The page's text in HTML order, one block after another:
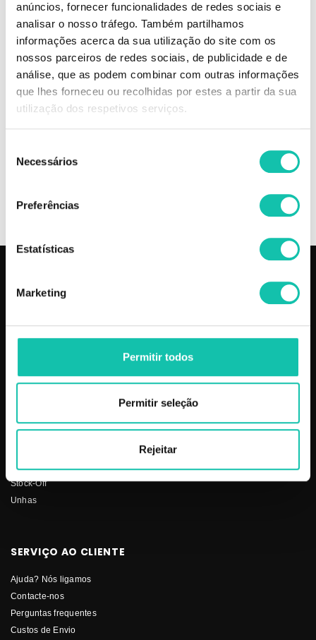
anúncios, fornecer funcionalidades de redes sociais e
analisar o nosso tráfego. Também partilhamos
informações acerca da sua utilização do site com os
nossos parceiros de redes sociais, de publicidade e de
análise, que as podem combinar com outras informações
que lhes forneceu ou recolhidas por estes a partir da sua
utilização dos respetivos serviços.
Necessários
Preferências
Estatísticas
Marketing
Permitir todos
Permitir seleção
Rejeitar
OPINIÕES
Design moderno e robusto.
A mala abrindo possui 4 prateleiras deslizantes.
Possui fechadura para sua segurança.
Medidas: 31,6cm L x 25,2cm A x 21,2cm P
PRODUTOS
Estética
Perfumes
Solar
Stock-Off
Unhas
COSMÉTICA CLICK
Fornecedores
Social
SERVIÇO AO CLIENTE
Ajuda? Nós ligamos
Contacte-nos
Perguntas frequentes
Custos de Envio